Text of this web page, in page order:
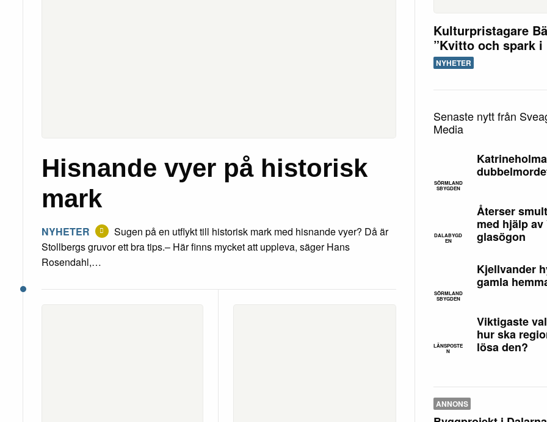
Hisnande vyer på historisk
mark
NYHETER
Sugen på en utflykt till historisk mark med hisnande vyer? Då är
Stollbergs gruvor ett bra tips.– Här finns mycket att uppleva, säger Hans
Rosendahl,…
Kulturpristagare
”Kvitto och spark i
NYHETER
Senaste nytt från
Media
SÖRMLAND
SBYGDEN
DALABYGD
EN
Återser
med hjälp av
glasögon
SÖRMLAND
SBYGDEN
Kjellvander
gamla
LÄNSPOSTE
N
Viktigaste
hur ska
lösa den?
ANNONS